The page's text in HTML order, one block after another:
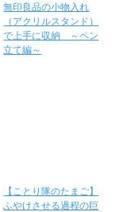
無印良品の小物入れ
（アクリルスタンド）
で上手に収納 ～ペン
立て編～
【ことり隊のたまご】
ふやけさせる過程の巨